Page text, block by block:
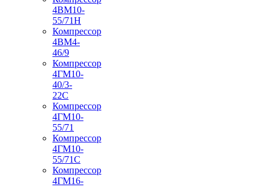
4ВМ10-
55/71Н
Компрессор
4ВМ4-
46/9
Компрессор
4ГМ10-
40/3-
22С
Компрессор
4ГМ10-
55/71
Компрессор
4ГМ10-
55/71С
Компрессор
4ГМ16-